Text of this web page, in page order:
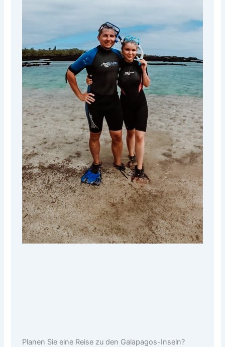
Planen Sie eine Reise zu den Galapagos-Inseln?